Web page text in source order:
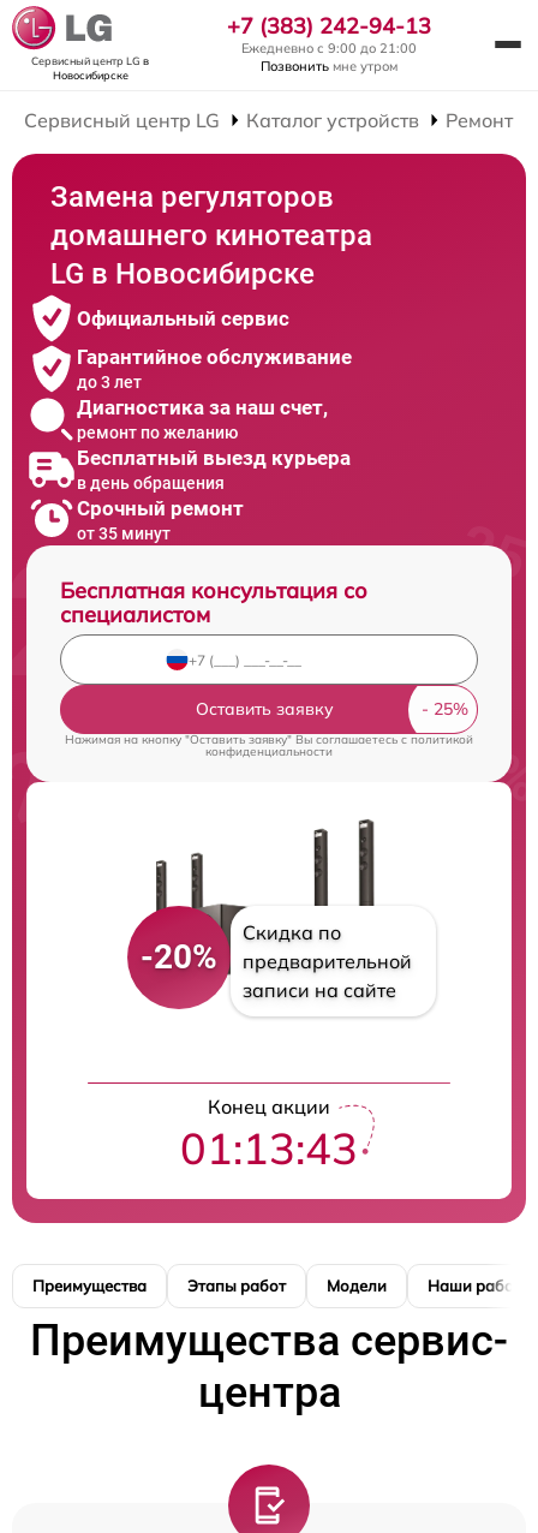
Сервисный центр LG в
Новосибирске
+7 (383) 242-94-13
Ежедневно с 9:00 до 21:00
Позвонить мне утром
Сервисный центр LG Каталог устройств Ремонт
Замена регуляторов
домашнего кинотеатра
LG в Новосибирске
Официальный сервис
Гарантийное обслуживание
до 3 лет
Диагностика за наш счет,
ремонт по желанию
Бесплатный выезд курьера
в день обращения
Срочный ремонт
от 35 минут
Бесплатная консультация со
специалистом
Оставить заявку
Нажимая на кнопку "Оставить заявку" Вы соглашаетесь cполитикой
конфиденциальности
-20%
Скидка по
предварительной
записи на сайте
Конец акции
01:13:42
Преимущества Этапы работ Модели Наши работы
Преимущества сервис-
центра